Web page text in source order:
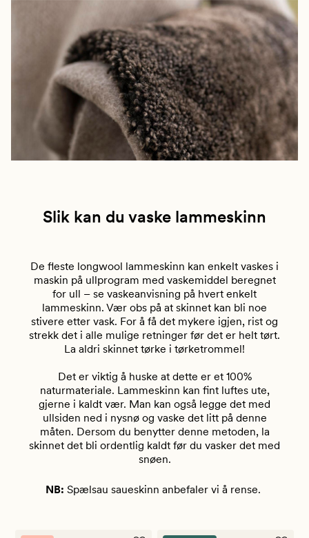
Slik kan du vaske lammeskinn
De fleste longwool lammeskinn kan enkelt vaskes i
maskin på ullprogram med vaskemiddel beregnet
for ull – se vaskeanvisning på hvert enkelt
lammeskinn. Vær obs på at skinnet kan bli noe
stivere etter vask. For å få det mykere igjen, rist og
strekk det i alle mulige retninger før det er helt tørt.
La aldri skinnet tørke i tørketrommel!
Det er viktig å huske at dette er et 100%
naturmateriale. Lammeskinn kan fint luftes ute,
gjerne i kaldt vær. Man kan også legge det med
ullsiden ned i nysnø og vaske det litt på denne
måten. Dersom du benytter denne metoden, la
skinnet det bli ordentlig kaldt før du vasker det med
snøen.
NB: Spælsau saueskinn anbefaler vi å rense.